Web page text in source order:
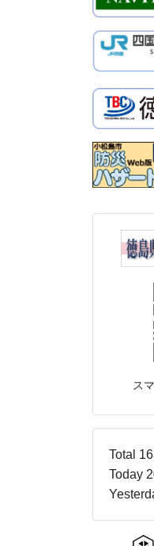
ス
Total
Today